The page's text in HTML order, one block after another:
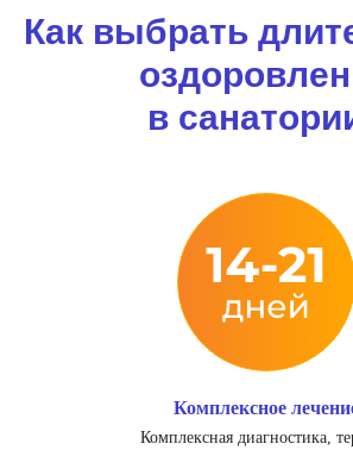
Как выбрать
в
Комплексное
Комплексная диагностика,